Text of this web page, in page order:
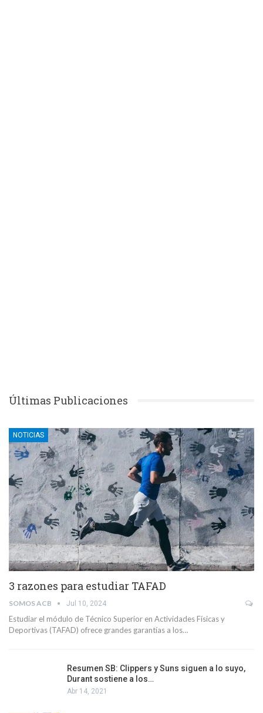
Últimas Publicaciones
NOTICIAS
3 razones para estudiar TAFAD
SOMOS ACB Jul 10, 2024
Estudiar el módulo de Técnico Superior en Actividades Físicas y
Deportivas (TAFAD) ofrece grandes garantías a los…
Resumen SB: Clippers y Suns siguen a lo suyo,
Durant sostiene a los…
Abr 14, 2021